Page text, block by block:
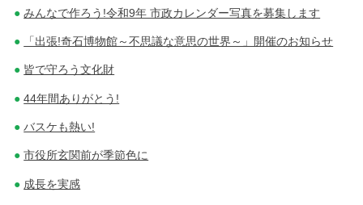
みんなで作ろう!令和9年 市政カレンダー写真を募集します
「出張!奇石博物館～不思議な意思の世界～」開催のお知らせ
皆で守ろう文化財
44年間ありがとう!
バスケも熱い!
市役所玄関前が季節色に
成長を実感